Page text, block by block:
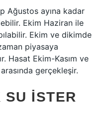
Ağustos ayına kadar
Ekim Haziran ile
Ekim ve dikimde
piyasaya
Hasat Ekim-Kasım ve
gerçekleşir.
SU ISTER